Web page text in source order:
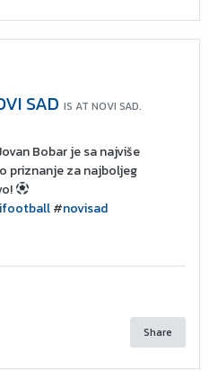
SAD IS AT NOVI SAD.
Bobar je sa najviše
priznanje za najboljeg
#novisad
Share